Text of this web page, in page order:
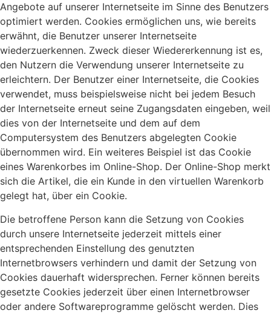
Angebote auf unserer Internetseite im Sinne des Benutzers
optimiert werden. Cookies ermöglichen uns, wie bereits
erwähnt, die Benutzer unserer Internetseite
wiederzuerkennen. Zweck dieser Wiedererkennung ist es,
den Nutzern die Verwendung unserer Internetseite zu
erleichtern. Der Benutzer einer Internetseite, die Cookies
verwendet, muss beispielsweise nicht bei jedem Besuch
der Internetseite erneut seine Zugangsdaten eingeben, weil
dies von der Internetseite und dem auf dem
Computersystem des Benutzers abgelegten Cookie
übernommen wird. Ein weiteres Beispiel ist das Cookie
eines Warenkorbes im Online-Shop. Der Online-Shop merkt
sich die Artikel, die ein Kunde in den virtuellen Warenkorb
gelegt hat, über ein Cookie.
Die betroffene Person kann die Setzung von Cookies
durch unsere Internetseite jederzeit mittels einer
entsprechenden Einstellung des genutzten
Internetbrowsers verhindern und damit der Setzung von
Cookies dauerhaft widersprechen. Ferner können bereits
gesetzte Cookies jederzeit über einen Internetbrowser
oder andere Softwareprogramme gelöscht werden. Dies